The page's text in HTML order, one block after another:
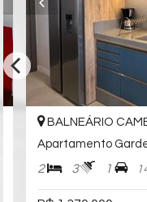
BALNEÁRIO
Apartamento
2 3 1